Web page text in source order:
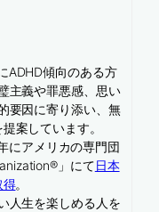
ADHD傾向のある方
主義や罪悪感、思い
要因に寄り添い、無
案しています。
にアメリカの専門団
」にて日本
得。
人生を楽しめる人を